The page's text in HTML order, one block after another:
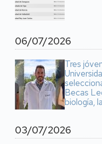
06/07/2026
Tres
Becas
biología,
03/07/2026